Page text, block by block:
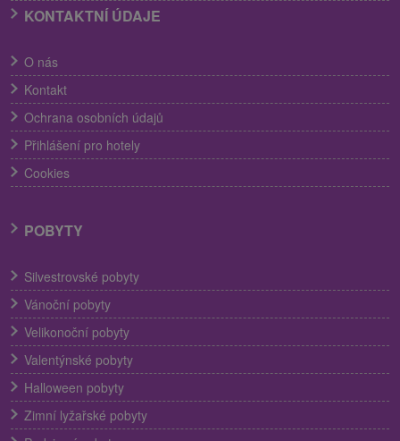
KONTAKTNÍ ÚDAJE
O nás
Kontakt
Ochrana osobních údajů
Přihlášení pro hotely
Cookies
POBYTY
Silvestrovské pobyty
Vánoční pobyty
Velikonoční pobyty
Valentýnské pobyty
Halloween pobyty
Zimní lyžařské pobyty